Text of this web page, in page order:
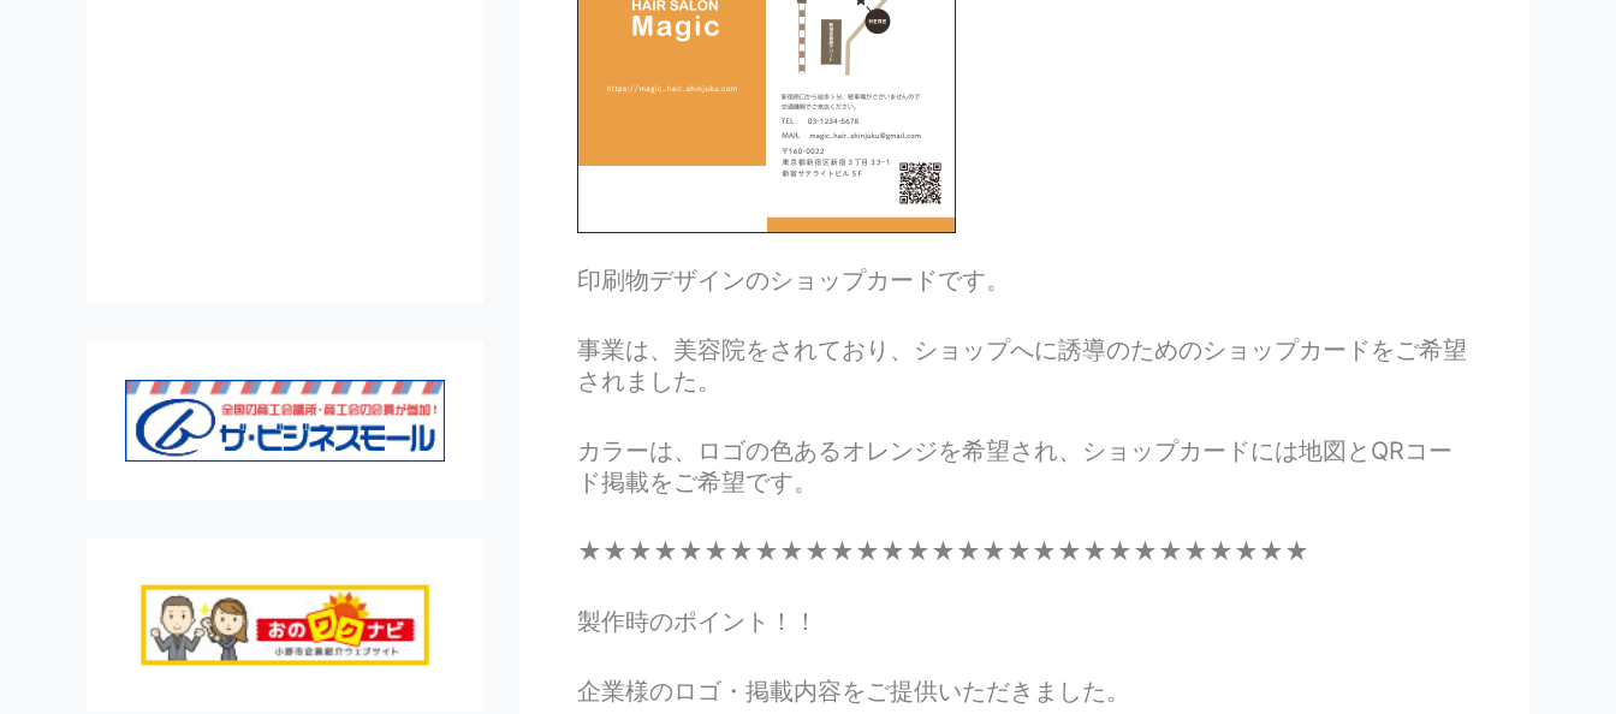
印刷物デザインのショップカードです。
事業は、美容院をされており、ショップへに誘導のためのショップカードをご希望
されました。
カラーは、ロゴの色あるオレンジを希望され、ショップカードには地図とQRコー
ド掲載をご希望です。
★★★★★★★★★★★★★★★★★★★★★★★★★★★★★
製作時のポイント！！
企業様のロゴ・掲載内容をご提供いただきました。